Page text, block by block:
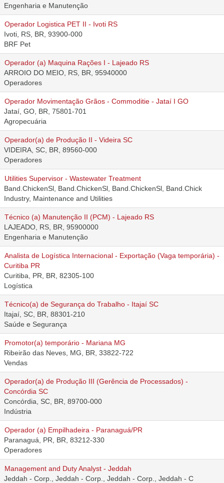
Engenharia e Manutenção
Operador Logistica PET II - Ivoti RS
Ivoti, RS, BR, 93900-000
BRF Pet
Operador (a) Maquina Rações I - Lajeado RS
ARROIO DO MEIO, RS, BR, 95940000
Operadores
Operador Movimentação Grãos - Commoditie - Jataí I GO
Jataí, GO, BR, 75801-701
Agropecuária
Operador(a) de Produção II - Videira SC
VIDEIRA, SC, BR, 89560-000
Operadores
Utilities Supervisor - Wastewater Treatment
Band.ChickenSl, Band.ChickenSl, Band.ChickenSl, Band.Chick
Industry, Maintenance and Utilities
Técnico (a) Manutenção II (PCM) - Lajeado RS
LAJEADO, RS, BR, 95900000
Engenharia e Manutenção
Analista de Logística Internacional - Exportação (Vaga temporária) -
Curitiba PR
Curitiba, PR, BR, 82305-100
Logística
Técnico(a) de Segurança do Trabalho - Itajaí SC
Itajaí, SC, BR, 88301-210
Saúde e Segurança
Promotor(a) temporário - Mariana MG
Ribeirão das Neves, MG, BR, 33822-722
Vendas
Operador(a) de Produção III (Gerência de Processados) -
Concórdia SC
Concórdia, SC, BR, 89700-000
Indústria
Operador (a) Empilhadeira - Paranaguá/PR
Paranaguá, PR, BR, 83212-330
Operadores
Management and Duty Analyst - Jeddah
Jeddah - Corp., Jeddah - Corp., Jeddah - Corp., Jeddah - C